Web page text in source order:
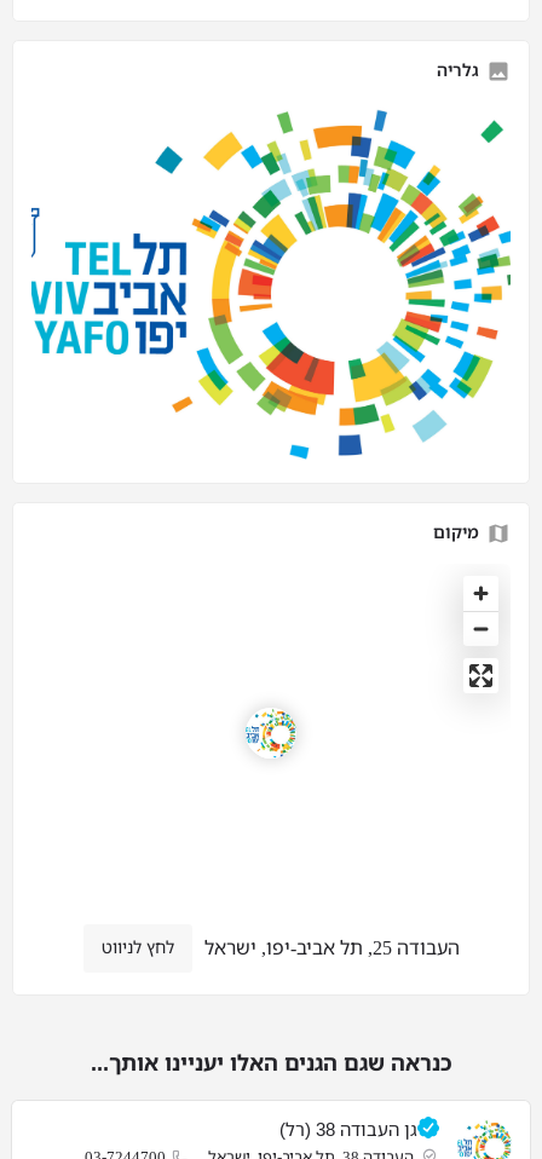
גלריה
מיקום
העבודה 25, תל אביב-יפו, ישראל לחץ לניווט
כנראה שגם הגנים האלו יעניינו אותך...
גן העבודה 38 (רל)